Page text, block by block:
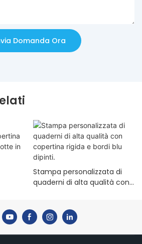
Domanda Ora
Stampa personalizzata di
quaderni di alta qualità con